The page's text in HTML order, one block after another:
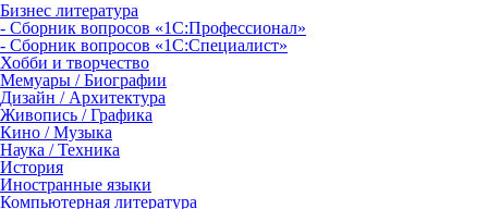
Бизнес литература
- Сборник вопросов «1С:Профессионал»
- Сборник вопросов «1С:Специалист»
Хобби и творчество
Мемуары / Биографии
Дизайн / Архитектура
Живопись / Графика
Кино / Музыка
Наука / Техника
История
Иностранные языки
Компьютерная литература